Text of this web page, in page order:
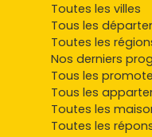
Toutes les villes
Tous les
Toutes les
Nos derniers
Tous les
Tous les
Toutes les
Toutes les